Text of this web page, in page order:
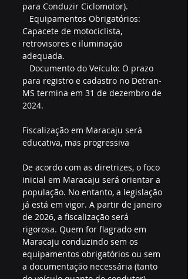
para Conduzir Ciclomotor).
Capacete de motociclista,
retrovisores e iluminação
adequada.
para registro e cadastro no Detran-
MS termina em 31 de dezembro de
2024.
Fiscalização em Maracaju será
educativa, mas progressiva
De acordo com as diretrizes, o foco
inicial em Maracaju será orientar a
população. No entanto, a legislação
já está em vigor. A partir de janeiro
de 2026, a fiscalização será
rigorosa. Quem for flagrado em
Maracaju conduzindo sem os
equipamentos obrigatórios ou sem
a documentação necessária (tanto